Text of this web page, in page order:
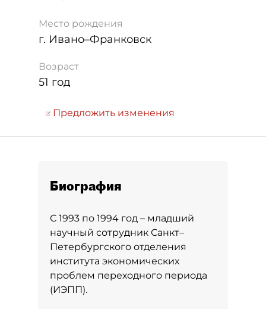
Место рождения
г. Ивано–Франковск
Возраст
51 год
Предложить изменения
Биография
С 1993 по 1994 год – младший
научный сотрудник Санкт–
Петербургского отделения
института экономических
проблем переходного периода
(ИЭПП).